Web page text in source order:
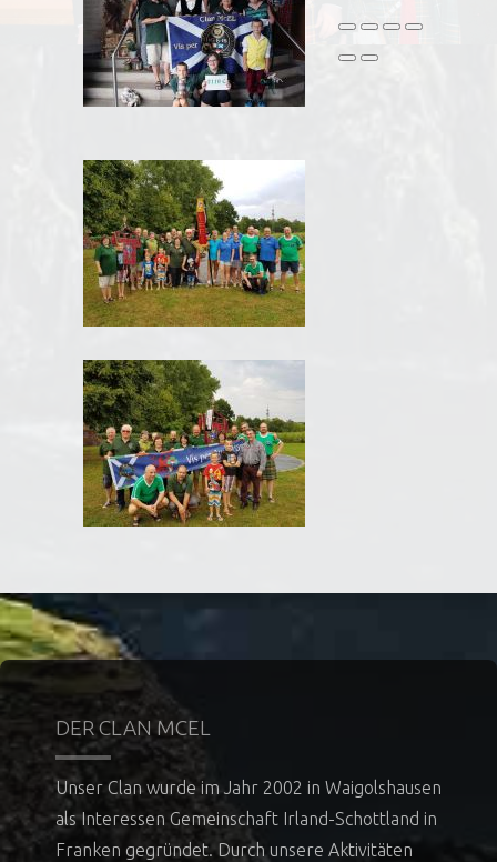
DER CLAN MCEL
Unser Clan wurde im Jahr 2002 in Waigolshausen
als Interessen Gemeinschaft Irland-Schottland in
Franken gegründet. Durch unsere Aktivitäten